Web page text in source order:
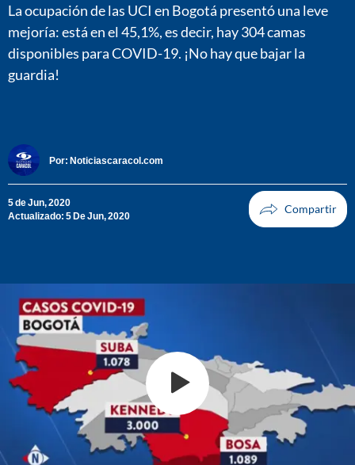
La ocupación de las UCI en Bogotá presentó una leve
mejoría: está en el 45,1%, es decir, hay 304 camas
disponibles para COVID-19. ¡No hay que bajar la
guardia!
Por: Noticiascaracol.com
5 de Jun, 2020
Actualizado: 5 De Jun, 2020